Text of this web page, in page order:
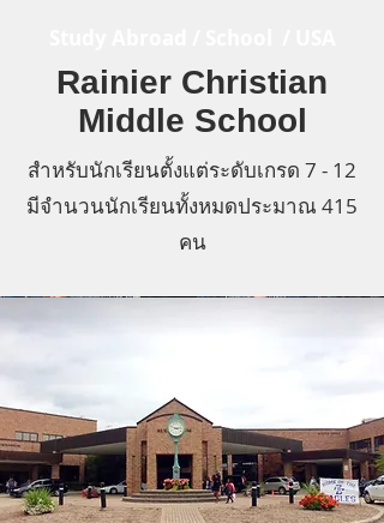
Rainier Christian
Middle School
สำหรับนักเรียนตั้งแต่ระดับเกรด 7 - 12
มีจำนวนนักเรียนทั้งหมดประมาณ 415
คน